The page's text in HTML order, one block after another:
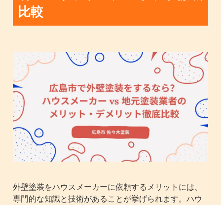
比較
外壁塗装をハウスメーカーに依頼するメリットには、
専門的な知識と技術があることが挙げられます。ハウ